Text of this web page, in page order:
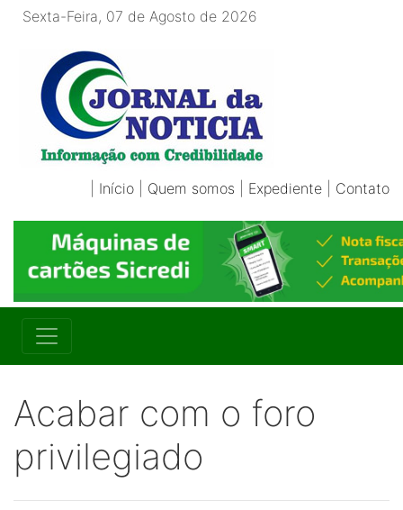
Sexta-Feira, 07 de Agosto de 2026
Início Quem somos Expediente Contato
Acabar com o foro
privilegiado